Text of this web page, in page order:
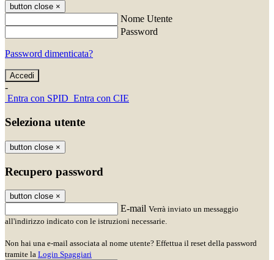
button close ×
Nome Utente
Password
Password dimenticata?
-
Entra con SPID Entra con CIE
Seleziona utente
button close ×
Recupero password
button close ×
E-mail Verrà inviato un messaggio
all'indirizzo indicato con le istruzioni necessarie.
Non hai una e-mail associata al nome utente? Effettua il reset della password
tramite la Login Spaggiari